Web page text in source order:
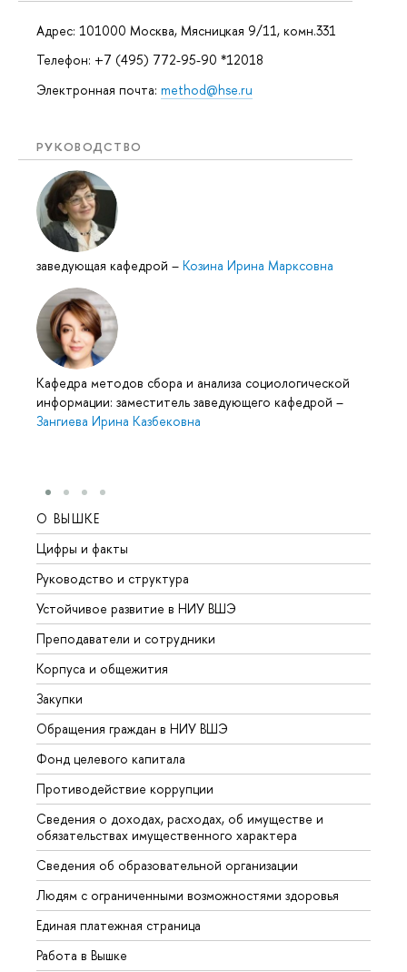
Адрес: 101000 Москва, Мясницкая 9/11, комн.331
Телефон: +7 (495) 772-95-90 *12018
Электронная почта: method@hse.ru
РУКОВОДСТВО
заведующая кафедрой – Козина Ирина Марксовна
Кафедра методов сбора и анализа социологической
информации: заместитель заведующего кафедрой –
Зангиева Ирина Казбековна
О ВЫШКЕ
Цифры и факты
Руководство и структура
Устойчивое развитие в НИУ ВШЭ
Преподаватели и сотрудники
Корпуса и общежития
Закупки
Обращения граждан в НИУ ВШЭ
Фонд целевого капитала
Противодействие коррупции
Сведения о доходах, расходах, об имуществе и
обязательствах имущественного характера
Сведения об образовательной организации
Людям с ограниченными возможностями здоровья
Единая платежная страница
Работа в Вышке